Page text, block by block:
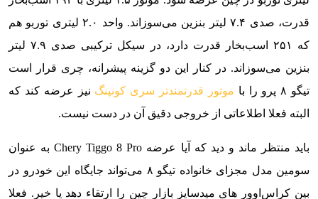
قدرت، صدی ۷.۴ لیتر بنزین می‌سوزاند. واحد ۲.۰ لیتری توربو هم
که ۲۵۱ اسب‌بخار قدرت دارد، در سیکل ترکیبی صدی ۷.۹ لیتر
بنزین می‌سوزاند. در کنار این دو گزینه پیشرانه، چری قرار است
تیگو ۸ پرو را با
موتور قدرتمندتر سری کونپنگ نیز عرضه کند که
البته فعلا اطلاعاتی از خروجی دقیق آن در دست نیست.
باید منتظر ماند و دید که آیا عرضه Chery Tiggo 8 Pro به عنوان
سومین مدل مجزای خانواده تیگو ۸ می‌تواند جایگاه این خودرو در
بین کراس‌اوور های میدسایز بازار چین را ارتقاء دهد یا خیر. فعلا